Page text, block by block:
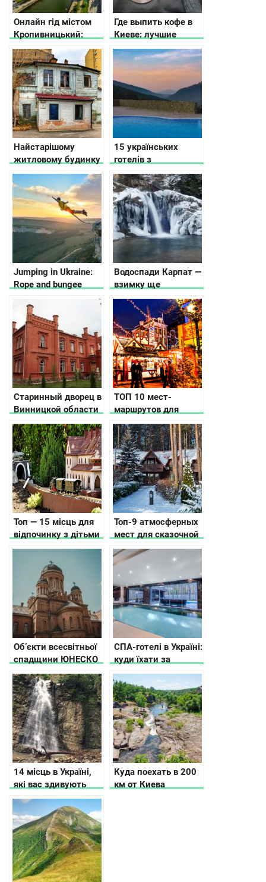
Онлайн гід містом
Кропивницький:
куди піти та що
подивитися
Где выпить кофе в
Киеве: лучшие
кофейни по версии
Instagram и
Fousquare
Найстарішому
житловому будинку
в Києві 257 років
15 українських
готелів з
приголомшливим
виглядом з вікна
Jumping in Ukraine:
Rope and bungee
Водоспади Карпат —
взимку ще
красивіше
Старинный дворец в
Винницкой области
выставлен на
продажу
ТОП 10 мест-
маршрутов для
корпоративов,
которые вы никогда
не забудете
Топ — 15 місць для
відпочинку з дітьми
в Карпатах, куди
піти, що подивитись
Топ-9 атмосферных
мест для сказочной
зимы
Об’єкти всесвітньої
спадщини ЮНЕСКО
в Україні
СПА-готелі в Україні:
куди їхати за
релаксом
14 місць в Україні,
які вас здивують
Куда поехать в 200
км от Киева